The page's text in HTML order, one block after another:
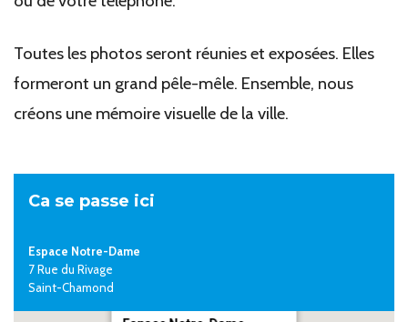
Toutes les photos seront réunies et exposées. Elles
formeront un grand pêle-mêle. Ensemble, nous
créons une mémoire visuelle de la ville.
Ca se passe ici
Espace Notre-Dame
7 Rue du Rivage
Saint-Chamond